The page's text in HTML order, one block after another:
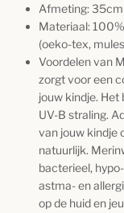
Afmeting:
Materiaal:
(oeko-tex,
Voordelen van
zorgt voor een
jouw kindje. Het
UV-B straling.
van jouw kindje
natuurlijk.
bacterieel,
astma- en
op de huid en